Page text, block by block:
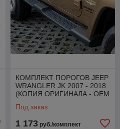
КОМПЛЕКТ ПОРОГОВ JEEP
WRANGLER JK 2007 - 2018
(КОПИЯ ОРИГИНАЛА - OEM
Под заказ
1 173 руб./комплект